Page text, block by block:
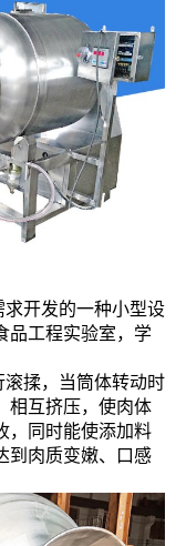
开发的一种小型设
品工程实验室，学
揉，当筒体转动时
相互挤压，使肉体
，同时能使添加料
到肉质变嫩、口感